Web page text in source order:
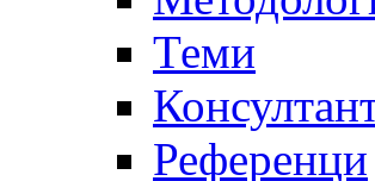
Теми
Референци